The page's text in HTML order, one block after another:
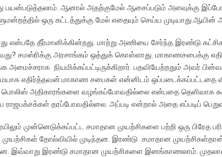
பயன்படுத்தலாம். ஆனால் அதற்குமேல் ஆசைப்படும் அளவுக்கு
ஒரு கட்டத்துக்கு மேல் எதையும் செய்ய
என்பதே தீர்மானிக்கின்றது. மாற்று அணியை சேர்ந்த இரண்டு
சமஸ்ரிக்கு அரசாங்கம் ஒத்துக் கொள்ளாது. மாகாணசபைக்கு
நியமிக்கப்பட்டிருக்கிறார். பதவியேற்றதும் அவர்
எதிர்த்தவன்.மாகாண சபைகள் என்னிடம் ஒப்படைக்கப்பட்டதை
பொலிஸ் அதிகாரங்களை வழங்கப்போவதில்லை என்பதை தெளிவாக
தரப்போவதில்லை. அப்படி என்றால் அதை எப்படிப்
முன்னெடுக்கப்பட்ட சமாதான முயற்சிகளை பற்றி ஒரு பிரேத
தோல்வியில் முடிந்தன. இரண்டு சமாதான
இவ்வாறு இரண்டு சமாதான முயற்சிகளை இனங்காணலாம்.